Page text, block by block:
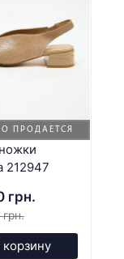
ПРОДАЕТСЯ
212947
грн.
корзину